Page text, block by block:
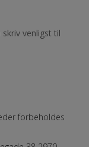
venligst til
forbeholdes